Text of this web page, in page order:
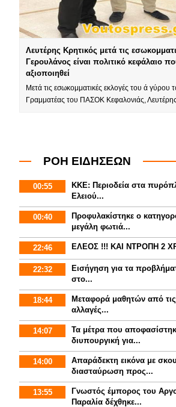
Λευτέρης Κρητικός μετά τις
Γερουλάνος είναι πολιτικό κεφάλαιο
αξιοποιηθεί
Μετά τις εσωκομματικές εκλογές του ά
Γραμματέας του ΠΑΣΟΚ Κεφαλονιάς,
ΡΟΗ ΕΙΔΗΣΕΩΝ
00:55
ΚΚΕ: Περιοδεία στα
Ελειού...
00:40
Προφυλακίστηκε ο
μεγάλη φωτιά...
22:46 ΕΛΕΟΣ !!! ΚΑΙ ΝΤΡΟΠΗ 2
22:32
Εισήγηση για τα
στο...
18:44
Mεταφορά μαθητών από τις
αλλαγές...
14:07
Τα μέτρα που
διυπουργική για...
14:00
Απαράδεκτη εικόνα με
διασταύρωση προς...
13:55
Γνωστός έμπορος του
Παραλία δέχθηκε...